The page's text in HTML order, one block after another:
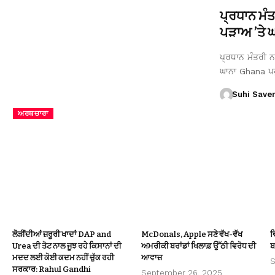
ਅਰਥਚਾਰਾ
ਪ੍ਰਧਾਨ
ਪੜਾਅ ’ਤੇ
ਪ੍ਰਧਾਨ ਮੰਤਰੀ
ਘਾਨਾ Ghana
Suhi Saver
ਲੋੜੀਂਦੀਆਂ ਜ਼ਰੂਰੀ ਖਾਦਾਂ DAP and
Urea ਦੀ ਤੋਟ ਨਾਲ ਜੂਝ ਰਹੇ ਕਿਸਾਨਾਂ ਦੀ
ਮਦਦ ਲਈ ਕੋਈ ਕਦਮ ਨਹੀਂ ਚੁੱਕ ਰਹੀ
ਸਰਕਾਰ: Rahul Gandhi
McDonals, Apple ਸਣੇ ਵੱਖ-ਵੱਖ
ਅਮਰੀਕੀ ਬਰਾਂਡਾਂ ਖਿਲਾਫ਼ ਉੱਠੀ ਵਿਰੋਧ ਦੀ
ਆਵਾਜ਼
September 26, 2025